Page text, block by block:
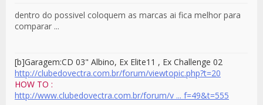
dentro do possivel coloquem as marcas ai fica melhor para
comparar ...
[b]Garagem:CD 03" Albino, Ex Elite11 , Ex Challenge 02
http://clubedovectra.com.br/forum/viewtopic.php?t=20
HOW TO :
http://www.clubedovectra.com.br/forum/v ... f=49&t=555